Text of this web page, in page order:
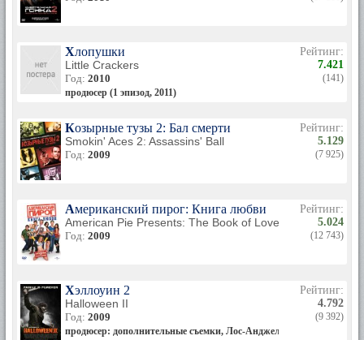
Хлопушки
Little Crackers
Год: 2010
продюсер (1 эпизод, 2011)
Рейтинг:
7.421
(141)
Козырные тузы 2: Бал смерти
Smokin' Aces 2: Assassins' Ball
Год: 2009
Рейтинг:
5.129
(7 925)
Американский пирог: Книга любви
American Pie Presents: The Book of Love
Год: 2009
Рейтинг:
5.024
(12 743)
Хэллоуин 2
Halloween II
Год: 2009
продюсер: дополнительные съемки, Лос-Анджелес
Рейтинг:
4.792
(9 392)